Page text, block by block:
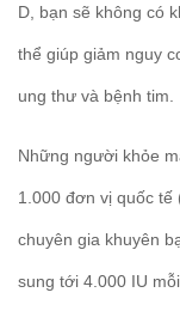
D, bạn sẽ không có
thể giúp giảm nguy
ung thư và bệnh tim.
Những người khỏe
1.000 đơn vị quốc tế
chuyên gia khuyên
sung tới 4.000 IU